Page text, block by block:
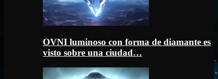
OVNI luminoso con forma de diamante es
visto sobre una ciudad…